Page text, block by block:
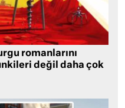
romanlarını
değil daha çok